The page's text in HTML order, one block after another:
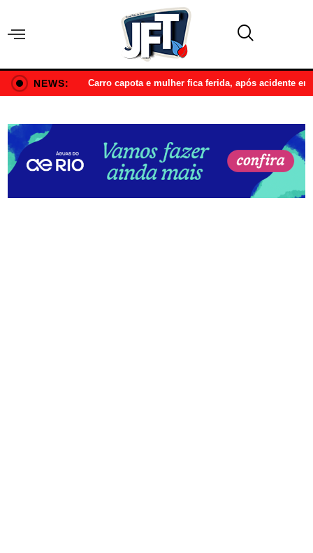
NEWS: Carro capota e mulher fica ferida, após acidente